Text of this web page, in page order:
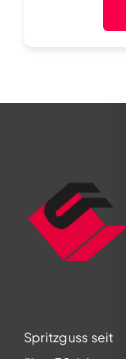
Spritzguss seit